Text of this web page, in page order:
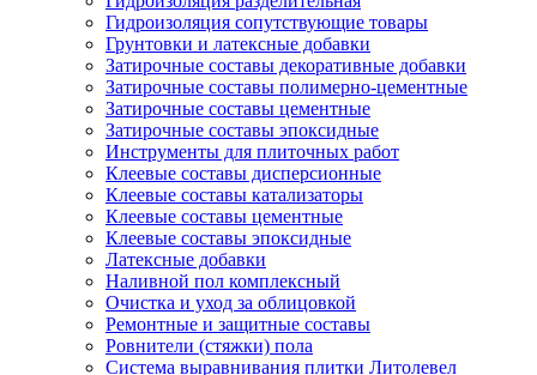
Гидроизоляция сопутствующие товары
Грунтовки и латексные добавки
Затирочные составы декоративные добавки
Затирочные составы полимерно-цементные
Затирочные составы цементные
Затирочные составы эпоксидные
Инструменты для плиточных работ
Клеевые составы дисперсионные
Клеевые составы катализаторы
Клеевые составы цементные
Клеевые составы эпоксидные
Латексные добавки
Наливной пол комплексный
Очистка и уход за облицовкой
Ремонтные и защитные составы
Ровнители (стяжки) пола
Система выравнивания плитки Литолевел